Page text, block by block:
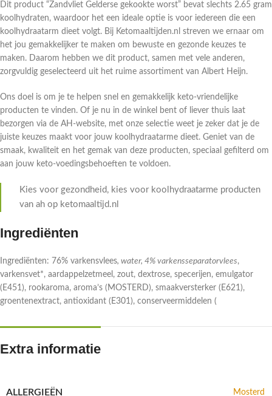
Dit product “Zandvliet Gelderse gekookte worst” bevat slechts 2.65 gram
koolhydraten, waardoor het een ideale optie is voor iedereen die een
koolhydraatarm dieet volgt. Bij Ketomaaltijden.nl streven we ernaar om
het jou gemakkelijker te maken om bewuste en gezonde keuzes te
maken. Daarom hebben we dit product, samen met vele anderen,
zorgvuldig geselecteerd uit het ruime assortiment van Albert Heijn.
Ons doel is om je te helpen snel en gemakkelijk keto-vriendelijke
producten te vinden. Of je nu in de winkel bent of liever thuis laat
bezorgen via de AH-website, met onze selectie weet je zeker dat je de
juiste keuzes maakt voor jouw koolhydraatarme dieet. Geniet van de
smaak, kwaliteit en het gemak van deze producten, speciaal gefilterd om
aan jouw keto-voedingsbehoeften te voldoen.
Kies voor gezondheid, kies voor koolhydraatarme producten
van ah op ketomaaltijd.nl
Ingrediënten
Ingrediënten: 76% varkensvlees, water, 4% varkensseparatorvlees,
varkensvet*, aardappelzetmeel, zout, dextrose, specerijen, emulgator
(E451), rookaroma, aroma’s (MOSTERD), smaakversterker (E621),
groentenextract, antioxidant (E301), conserveermiddelen (
Extra informatie
ALLERGIEËN Mosterd